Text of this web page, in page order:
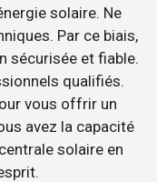
solaire. Ne
Par ce biais,
sécurisée et fiable.
qualifiés.
vous offrir un
avez la capacité
solaire en